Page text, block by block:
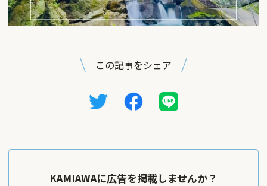
この記事をシェア
KAMIAWAに広告を掲載しませんか？